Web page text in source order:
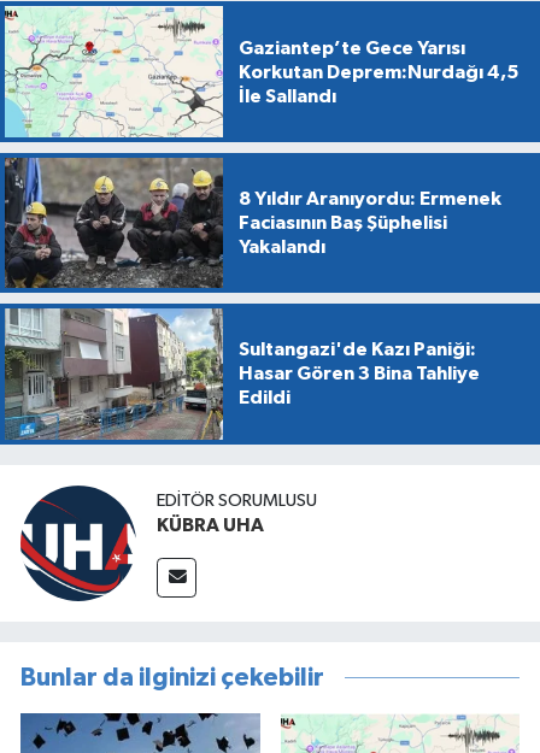
Gaziantep’te Gece Yarısı
Korkutan Deprem:Nurdağı 4,5
İle Sallandı
8 Yıldır Aranıyordu: Ermenek
Faciasının Baş Şüphelisi
Yakalandı
Sultangazi'de Kazı Paniği:
Hasar Gören 3 Bina Tahliye
Edildi
EDİTÖR SORUMLUSU
KÜBRA UHA
Bunlar da ilginizi çekebilir